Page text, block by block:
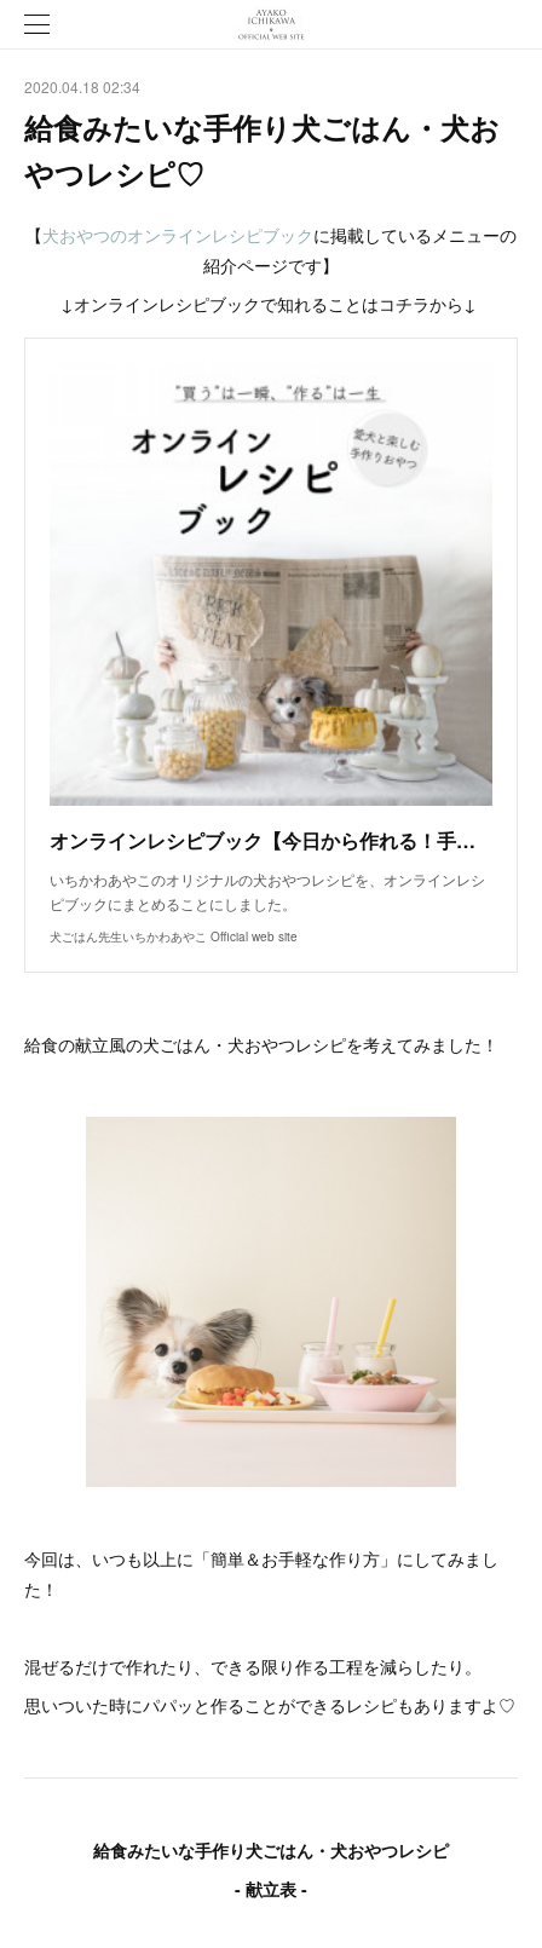
2020.04.18 02:34
給食みたいな手作り犬ごはん・犬お
やつレシピ♡
【犬おやつのオンラインレシピブックに掲載しているメニューの
紹介ページです】
↓オンラインレシピブックで知れることはコチラから↓
オンラインレシピブック【今日から作れる！手作り犬おやつレシピ】
いちかわあやこのオリジナルの犬おやつレシピを、オンラインレシ
ピブックにまとめることにしました。
犬ごはん先生いちかわあやこ Official web site
給食の献立風の犬ごはん・犬おやつレシピを考えてみました！
今回は、いつも以上に「簡単＆お手軽な作り方」にしてみまし
た！
混ぜるだけで作れたり、できる限り作る工程を減らしたり。
思いついた時にパパッと作ることができるレシピもありますよ♡
給食みたいな手作り犬ごはん・犬おやつレシピ
- 献立表 -